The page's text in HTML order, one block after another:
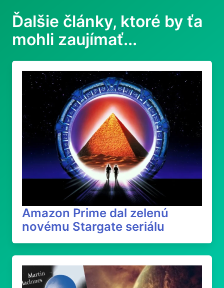
Ďalšie články, ktoré by ťa
mohli zaujímať...
Amazon Prime dal zelenú
novému Stargate seriálu